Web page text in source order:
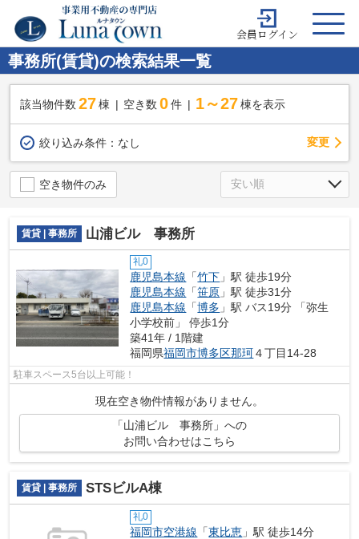
会員ログイン
事務所(賃貸)の検索結果一覧
該当物件数 27棟 空き数 0 件 1～27 棟を表示
絞り込み条件： なし 変更
空き物件のみ
賃貸 | 事務所 山浦ビル 事務所
礼0
鹿児島本線 「竹下 」駅 徒歩19分
鹿児島本線 「笹原 」駅 徒歩31分
鹿児島本線 「博多 」駅 バス19分 「弥生
小学校前」 停歩1分
築41年 / 1階建
福岡県福岡市博多区那珂４丁目14-28
駐車スペース5台以上可能！
現在空き物件情報がありません。
「山浦ビル 事務所」への
お問い合わせはこちら
賃貸 | 事務所 STSビルA棟
礼0
福岡市空港線 「東比恵 」駅 徒歩14分